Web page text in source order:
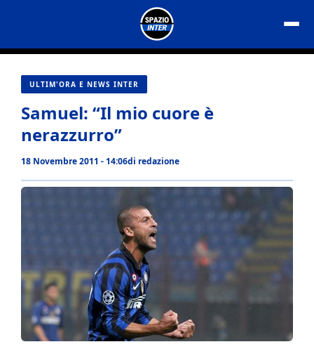
contenuto
ULTIM'ORA E NEWS INTER
Samuel: “Il mio cuore è
nerazzurro”
18 Novembre 2011 - 14:06di redazione